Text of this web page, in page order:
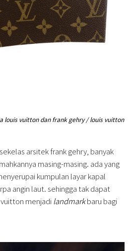
louis vuitton dan frank gehry / louis vuitton
arsitek frank gehry, banyak
masing-masing. ada yang
kumpulan layar kapal
angin laut. sehingga tak dapat
menjadi landmarkbaru bagi